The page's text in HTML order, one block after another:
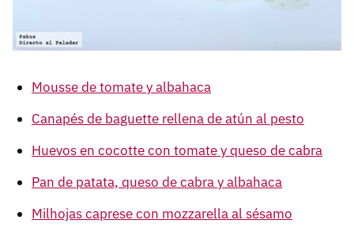
Mousse de tomate y albahaca
Canapés de baguette rellena de atún al pesto
Huevos en cocotte con tomate y queso de cabra
Pan de patata, queso de cabra y albahaca
Milhojas caprese con mozzarella al sésamo